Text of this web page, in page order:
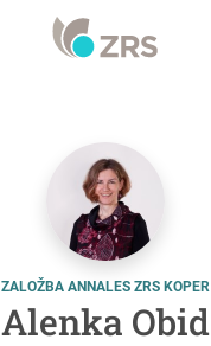
ZALOŽBA ANNALES ZRS KOPER
Alenka Obid